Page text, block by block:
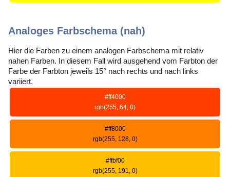
Analoges Farbschema (nah)
Hier die Farben zu einem analogen Farbschema mit relativ
nahen Farben. In diesem Fall wird ausgehend vom Farbton der
Farbe der Farbton jeweils 15° nach rechts und nach links
variiert.
#ff4000
rgb(255, 64, 0)
#ff8000
rgb(255, 128, 0)
#ffbf00
rgb(255, 191, 0)